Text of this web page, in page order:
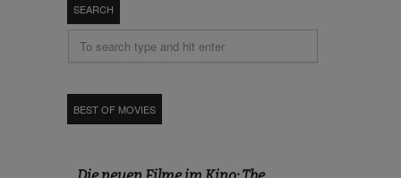
SEARCH
BEST OF MOVIES